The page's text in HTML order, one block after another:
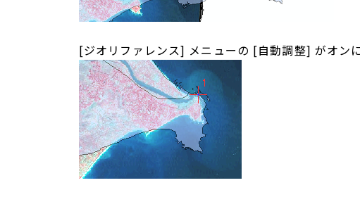
[ジオリファレンス] メニューの [自動調整] がオン